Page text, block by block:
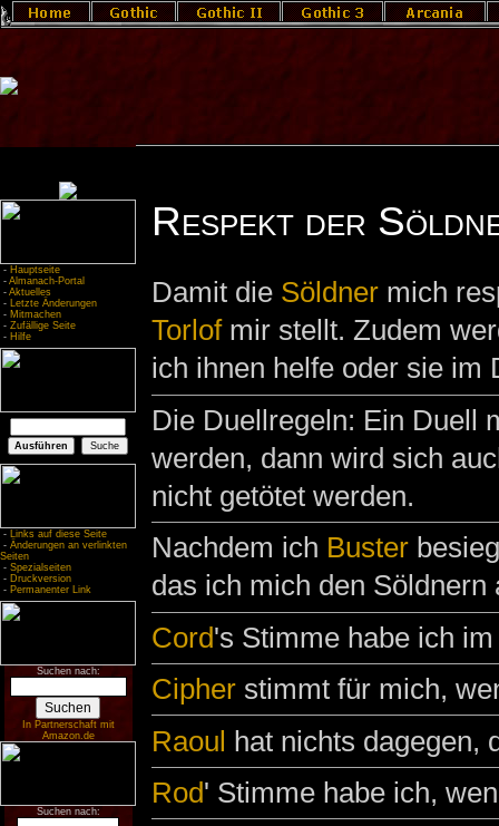
- Hauptseite
- Almanach-Portal
- Aktuelles
- Letzte Änderungen
- Mitmachen
- Zufällige Seite
- Hilfe
- Links auf diese Seite
- Änderungen an verlinkten
Seiten
- Spezialseiten
- Druckversion
- Permanenter Link
Suchen nach:
In Partnerschaft mit
Amazon.de
Suchen nach:
Respekt der
Damit die Söldnermich
Torlofmir stellt. Zudem
ich ihnen helfe oder sie im
Die Duellregeln: Ein Duell
werden, dann wird sich
nicht getötet werden.
Nachdem ich Buster
das ich mich den Söldnern
Cord's Stimme habe ich
Cipherstimmt für mich,
Raoul hat nichts dagegen,
Rod' Stimme habe ich,